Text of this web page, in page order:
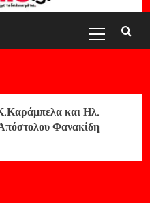
Menu
και Ηλ.
Φανακίδη